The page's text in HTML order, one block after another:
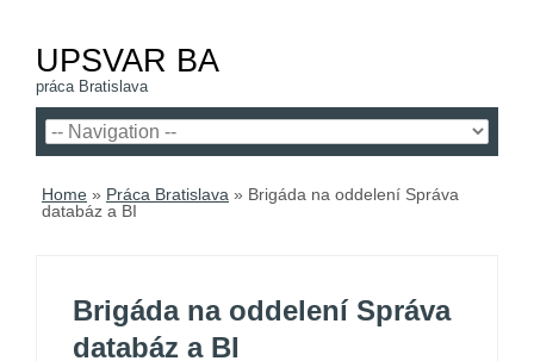
UPSVAR BA
práca Bratislava
Home » Práca Bratislava » Brigáda na oddelení Správa
databáz a BI
Brigáda na oddelení Správa
databáz a BI